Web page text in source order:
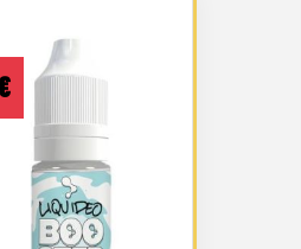
Plage
de
prix :
1,29 €